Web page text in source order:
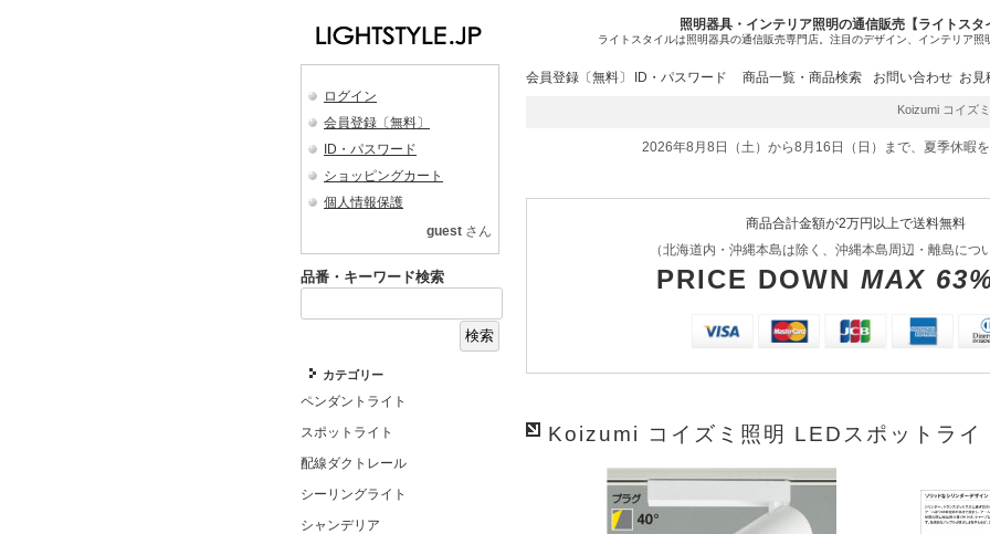
照明器具・インテリア照明の通信販売【ライトスタ
ライトスタイルは照明器具の通信販売専門店。注目のデザイン、インテリア照
ログイン
会員登録〔無料〕
ID・パスワード
ショッピングカート
個人情報保護
guest さん
品番・キーワード検索
カテゴリー
ペンダントライト
スポットライト
配線ダクトレール
シーリングライト
シャンデリア
会員登録〔無料〕 ID・パスワード 商品一覧・商品検索 お問い合わせ お見
Koizumi コイズミ
2026年8月8日（土）から8月16日（日）まで、夏季休暇
商品合計金額が2万円以上で送料無料
（北海道内・沖縄本島は除く、沖縄本島周辺・離島につ
PRICE DOWN MAX
Koizumi コイズミ照明 LEDスポットラ